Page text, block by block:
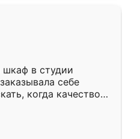
шкаф в студии
себе
когда качеством
кухня уже почти